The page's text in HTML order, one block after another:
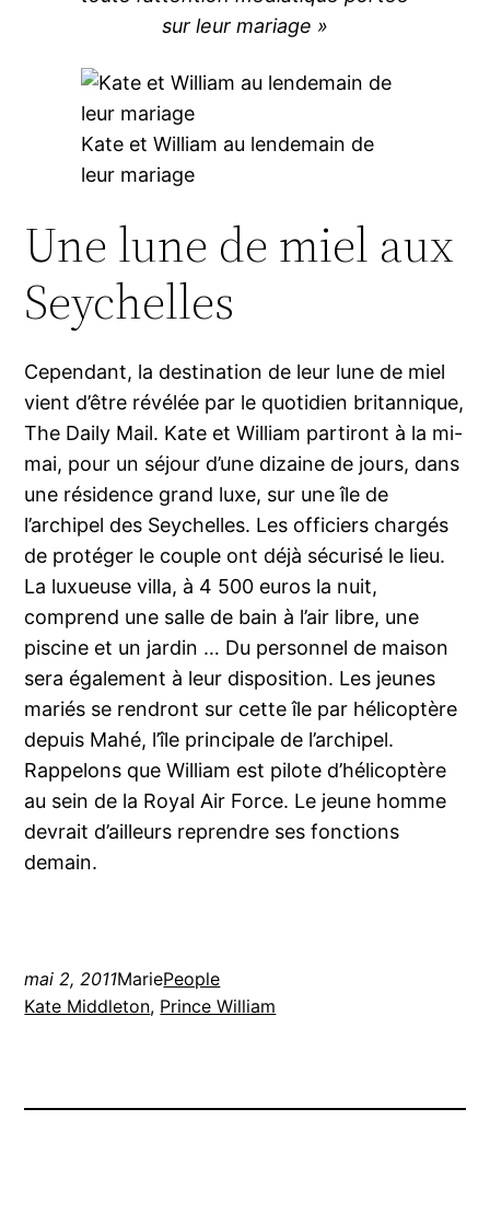
sur leur mariage »
Kate et William au lendemain de
leur mariage
Une lune de miel aux
Seychelles
Cependant, la destination de leur lune de miel
vient d’être révélée par le quotidien britannique,
The Daily Mail. Kate et William partiront à la mi-
mai, pour un séjour d’une dizaine de jours, dans
une résidence grand luxe, sur une île de
l’archipel des Seychelles. Les officiers chargés
de protéger le couple ont déjà sécurisé le lieu.
La luxueuse villa, à 4 500 euros la nuit,
comprend une salle de bain à l’air libre, une
piscine et un jardin … Du personnel de maison
sera également à leur disposition. Les jeunes
mariés se rendront sur cette île par hélicoptère
depuis Mahé, l’île principale de l’archipel.
Rappelons que William est pilote d’hélicoptère
au sein de la Royal Air Force. Le jeune homme
devrait d’ailleurs reprendre ses fonctions
demain.
mai 2, 2011MariePeople
Kate Middleton, Prince William